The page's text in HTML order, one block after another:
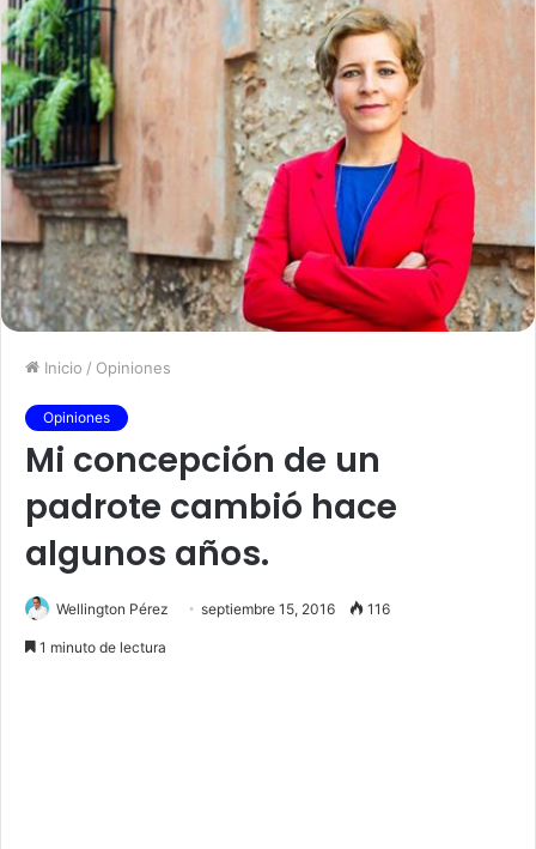
Inicio / Opiniones
Opiniones
Mi concepción de un
padrote cambió hace
algunos años.
Wellington Pérez septiembre 15, 2016 116
1 minuto de lectura